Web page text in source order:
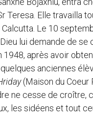
Teresa. Elle travailla
Le 10
lui demande de
1948, après avoir
anciennes
(Maison du Coeur
ne cesse de croître,
les sidéens et tout